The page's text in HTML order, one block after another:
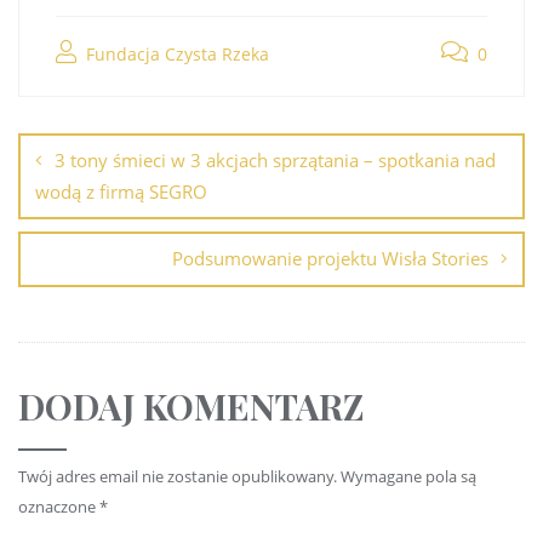
Fundacja Czysta Rzeka 0
3 tony śmieci w 3 akcjach sprzątania – spotkania nad
wodą z firmą SEGRO
Podsumowanie projektu Wisła Stories
DODAJ KOMENTARZ
Twój adres email nie zostanie opublikowany.Wymagane pola są
oznaczone*